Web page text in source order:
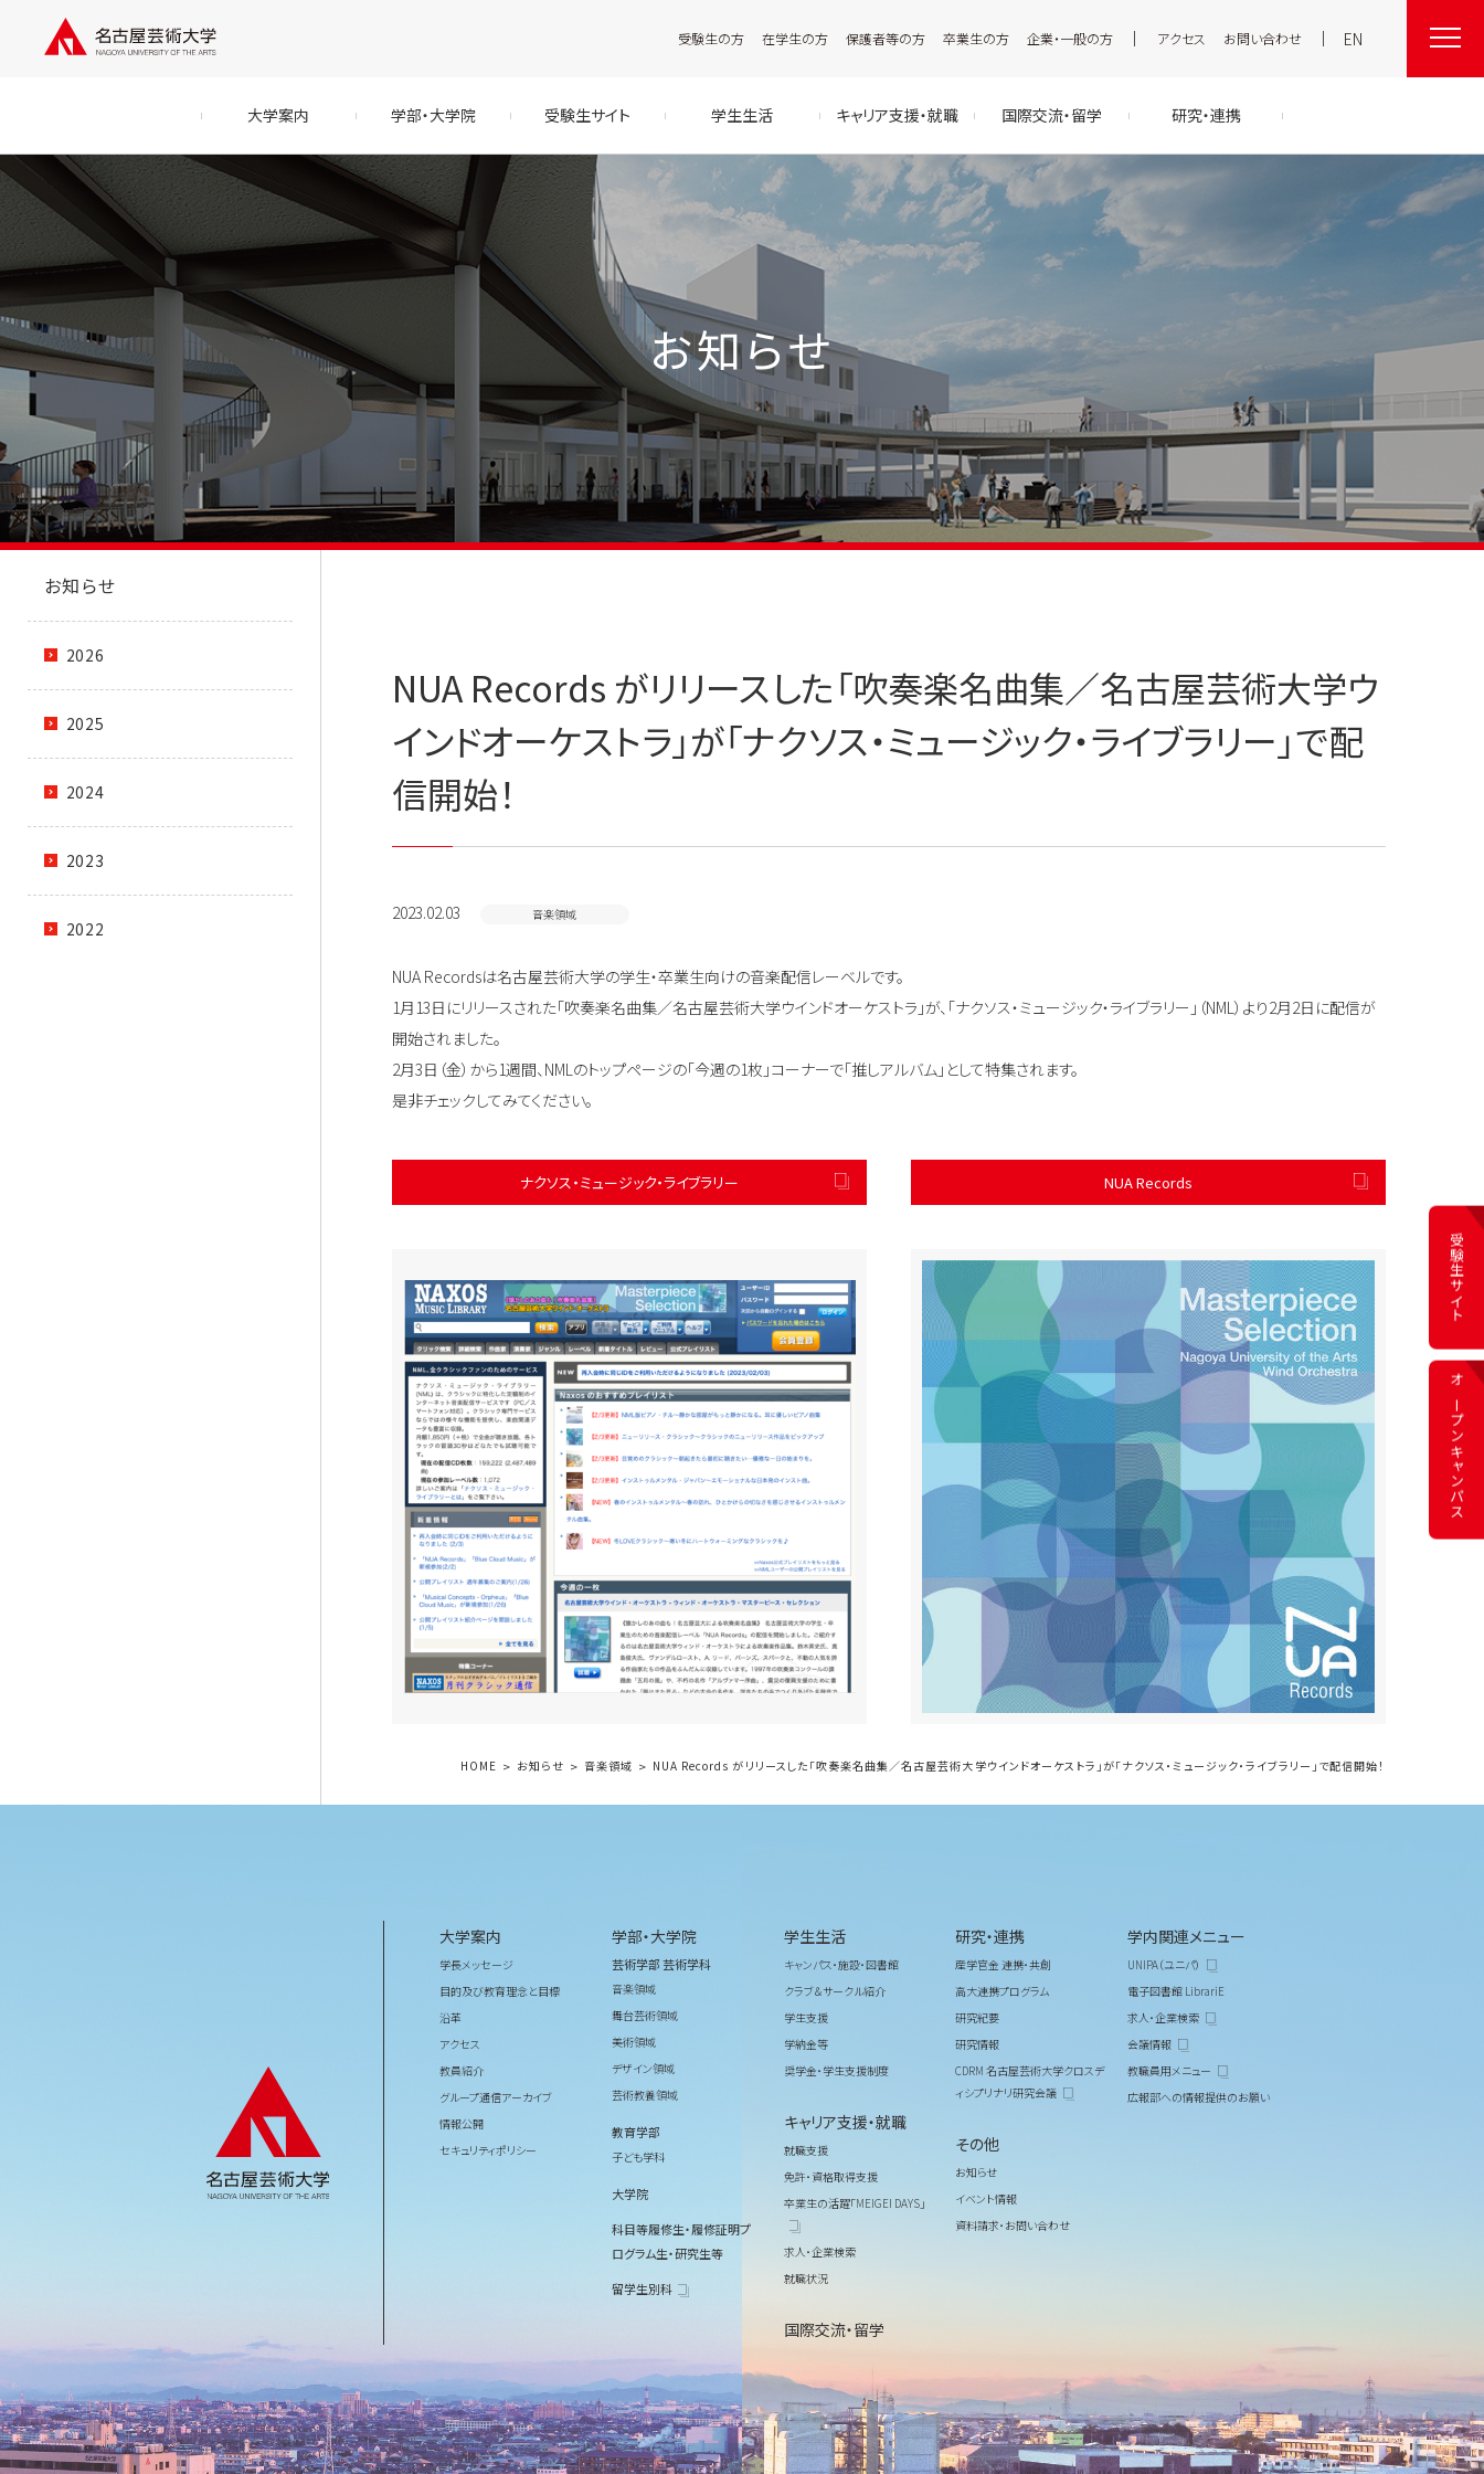
受験生の方 在学生の方 保護者等の方 卒業生の方 企業・一般の方 アクセス お問い合わせ EN
大学案内 学部・大学院 受験生サイト 学生生活 キャリア支援・就職 国際交流・留学 研究・連携
お知らせ
NUA Records がリリースした「吹奏楽名曲集／名古屋芸術大学ウ
インドオーケストラ」が「ナクソス・ミュージック・ライブラリー」で配
信開始！
2023.02.03 音楽領域
NUA Recordsは名古屋芸術大学の学生・卒業生向けの音楽配信レーベルです。
1月13日にリリースされた「吹奏楽名曲集／名古屋芸術大学ウインドオーケストラ」が、「ナクソス・ミュージック・ライブラリー」（NML）より2月2日に配信が
開始されました。
2月3日（金）から1週間、NMLのトップページの「今週の1枚」コーナーで「推しアルバム」として特集されます。
是非チェックしてみてください。
ナクソス・ミュージック・ライブラリー NUA Records
お知らせ
2026
2025
2024
2023
2022
HOME お知らせ 音楽領域 NUA Records がリリースした「吹奏楽名曲集／名古屋芸術大学ウインドオーケストラ」が「ナクソス・ミュージック・ライブラリー」で配信開始！
大学案内
学長メッセージ
目的及び教育理念と目標
沿革
アクセス
教員紹介
グループ通信アーカイブ
情報公開
セキュリティポリシー
学部・大学院
芸術学部 芸術学科
音楽領域
舞台芸術領域
美術領域
デザイン領域
芸術教養領域
教育学部
子ども学科
大学院
科目等履修生・履修証明プ
ログラム生・研究生等
留学生別科
学生生活
キャンパス・施設・図書館
クラブ＆サークル紹介
学生支援
学納金等
奨学金・学生支援制度
キャリア支援・就職
就職支援
免許・資格取得支援
卒業生の活躍「MEIGEI DAYS」
求人・企業検索
就職状況
国際交流・留学
研究・連携
産学官金 連携・共創
高大連携プログラム
研究紀要
研究情報
CDRM 名古屋芸術大学クロスデ
ィシプリナリ研究会議
その他
お知らせ
イベント情報
資料請求・お問い合わせ
学内関連メニュー
UNIPA（ユニパ）
電子図書館 LibrariE
求人・企業検索
会議情報
教職員用メニュー
広報部への情報提供のお願い
オープン
キャンパス
受験生サイト